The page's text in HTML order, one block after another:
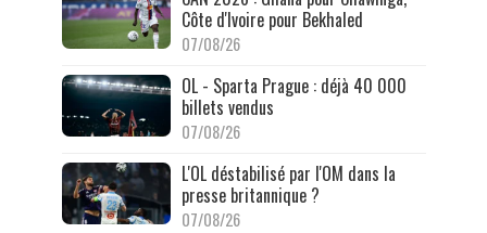
Côte d'Ivoire pour Bekhaled
07/08/26
OL - Sparta Prague : déjà 40 000
billets vendus
07/08/26
L'OL déstabilisé par l'OM dans la
presse britannique ?
07/08/26